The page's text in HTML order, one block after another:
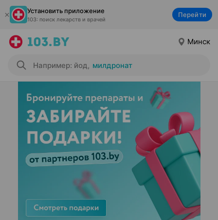
Установить приложение
103: поиск лекарств и врачей
Перейти
Минск
Например: йод, милдронат